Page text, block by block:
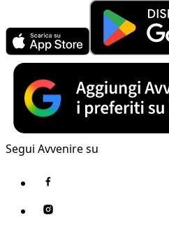
Segui Avvenire su